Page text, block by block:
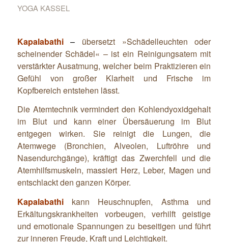
YOGA KASSEL
Kapalabathi– übersetzt »Schädelleuchten oder
scheinender Schädel« – ist ein Reinigungsatem mit
verstärkter Ausatmung, welcher beim Praktizieren ein
Gefühl von großer Klarheit und Frische im
Kopfbereich entstehen lässt.
Die Atemtechnik vermindert den Kohlendyoxidgehalt
im Blut und kann einer Übersäuerung im Blut
entgegen wirken. Sie reinigt die Lungen, die
Atemwege (Bronchien, Alveolen, Luftröhre und
Nasendurchgänge), kräftigt das Zwerchfell und die
Atemhilfsmuskeln, massiert Herz, Leber, Magen und
entschlackt den ganzen Körper.
Kapalabathikann Heuschnupfen, Asthma und
Erkältungskrankheiten vorbeugen, verhilft geistige
und emotionale Spannungen zu beseitigen und führt
zur inneren Freude, Kraft und Leichtigkeit.